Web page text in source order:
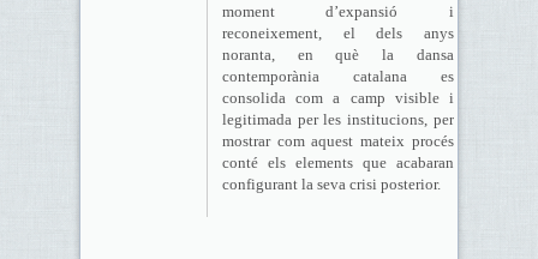
moment d’expansió i
reconeixement, el dels anys
noranta, en què la dansa
contemporània catalana es
consolida com a camp visible i
legitimada per les institucions, per
mostrar com aquest mateix procés
conté els elements que acabaran
configurant la seva crisi posterior.